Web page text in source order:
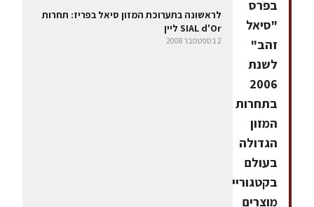
בפרס
"סיאל
זהב"
לשנת
2006
בתחרות
המזון
הגדולה
בעולם
בקטגוריית
מוצרים
לראשונה בתערוכת המזון סיאל בפריז: תחרות
SIAL d'Or ליין
2 בספטמבר 2008